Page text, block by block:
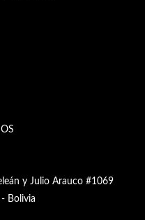
y Julio Arauco #1069
Bolivia